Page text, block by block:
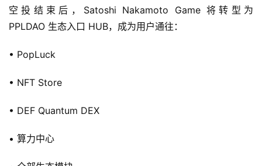
空投结束后，Satoshi Nakamoto Game 将转型为
PPLDAO 生态入口 HUB，成为用户通往：
• PopLuck
• NFT Store
• DEF Quantum DEX
• 算力中心